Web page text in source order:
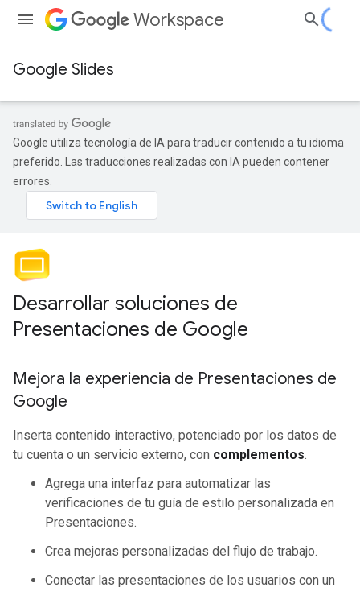
Workspace
Google Slides
Google utiliza tecnología de IA para traducir contenido a tu idioma
preferido. Las traducciones realizadas con IA pueden contener
errores.
Desarrollar soluciones de
Presentaciones de Google
Mejora la experiencia de Presentaciones de
Google
Inserta contenido interactivo, potenciado por los datos de
tu cuenta o un servicio externo, con complementos.
Agrega una interfaz para automatizar las
verificaciones de tu guía de estilo personalizada en
Presentaciones.
Crea mejoras personalizadas del flujo de trabajo.
Conectar las presentaciones de los usuarios con un